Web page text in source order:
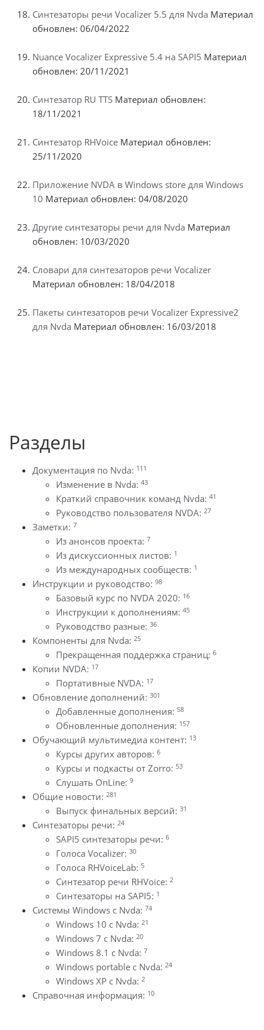
Синтезаторы речи Vocalizer 5.5 для Nvda Материал
обновлен: 06/04/2022
Nuance Vocalizer Expressive 5.4 на SAPI5 Материал
обновлен: 20/11/2021
Синтезатор RU TTS Материал обновлен:
18/11/2021
Синтезатор RHVoice Материал обновлен:
25/11/2020
Приложение NVDA в Windows store для Windows
10 Материал обновлен: 04/08/2020
Другие синтезаторы речи для Nvda Материал
обновлен: 10/03/2020
Словари для синтезаторов речи Vocalizer
Материал обновлен: 18/04/2018
Пакеты синтезаторов речи Vocalizer Expressive2
для Nvda Материал обновлен: 16/03/2018
Разделы
Документация по Nvda: 111
Изменение в Nvda: 43
Краткий справочник команд Nvda: 41
Руководство пользователя NVDA: 27
Заметки: 7
Из анонсов проекта: 7
Из дискуссионных листов: 1
Из международных сообществ: 1
Инструкции и руководство: 98
Базовый курс по NVDA 2020: 16
Инструкции к дополнениям: 45
Руководство разные: 36
Компоненты для Nvda: 25
Прекращенная поддержка страниц: 6
Копии NVDA: 17
Портативные NVDA: 17
Обновление дополнений: 301
Добавленные дополнения: 58
Обновленные дополнения: 157
Обучающий мультимедиа контент: 13
Курсы других авторов: 6
Курсы и подкасты от Zorro: 53
Слушать OnLine: 9
Общие новости: 281
Выпуск финальных версий: 31
Синтезаторы речи: 24
SAPI5 синтезаторы речи: 6
Голоса Vocalizer: 30
Голоса RHVoiceLab: 5
Синтезатор речи RHVoice: 2
Синтезаторы на SAPI5: 1
Системы Windows с Nvda: 74
Windows 10 с Nvda: 21
Windows 7 с Nvda: 20
Windows 8.1 с Nvda: 7
Windows portable с Nvda: 24
Windows XP с Nvda: 2
Справочная информация: 10